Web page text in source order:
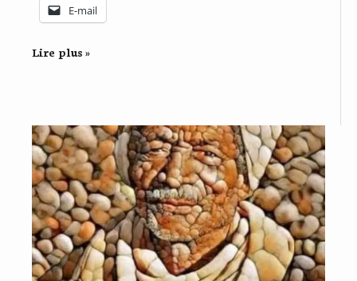
E-mail
Lire plus »